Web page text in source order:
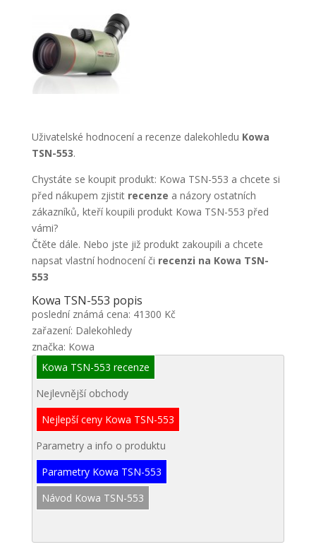
Uživatelské hodnocení a recenze dalekohledu Kowa
TSN-553.
Chystáte se koupit produkt: Kowa TSN-553 a chcete si
před nákupem zjistit recenze a názory ostatních
zákazníků, kteří koupili produkt Kowa TSN-553 před
vámi?
Čtěte dále. Nebo jste již produkt zakoupili a chcete
napsat vlastní hodnocení či recenzi na Kowa TSN-
553
Kowa TSN-553 popis
poslední známá cena: 41300 Kč
zařazení: Dalekohledy
značka: Kowa
Kowa TSN-553 recenze
Nejlevnější obchody
Nejlepší ceny Kowa TSN-553
Parametry a info o produktu
Parametry Kowa TSN-553
Návod Kowa TSN-553